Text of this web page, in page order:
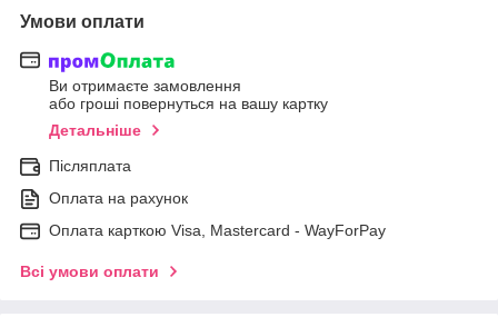
Умови оплати
Ви отримаєте замовлення
або гроші повернуться на вашу картку
Детальніше
Післяплата
Оплата на рахунок
Оплата карткою Visa, Mastercard - WayForPay
Всі умови оплати